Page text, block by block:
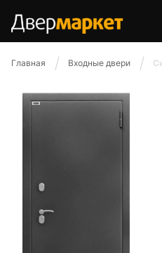
Главная Входные двери